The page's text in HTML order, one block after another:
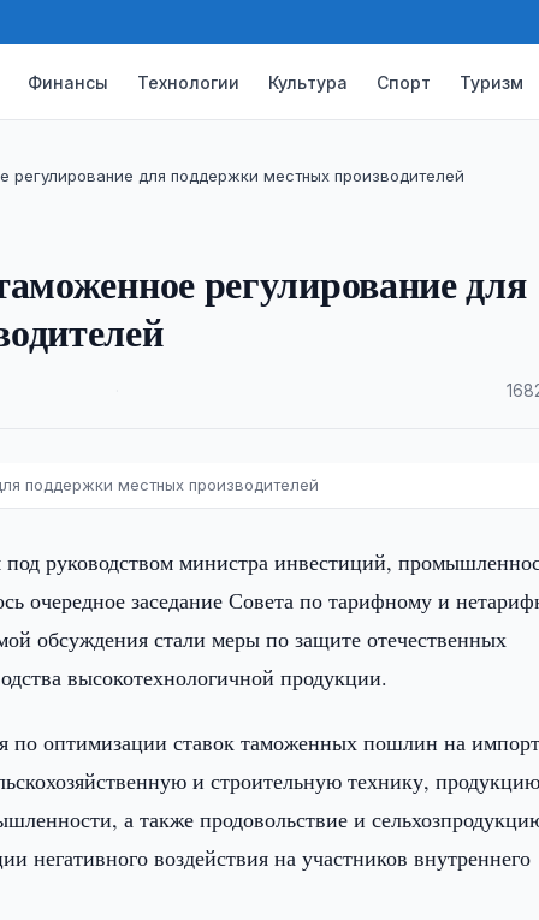
Финансы Технологии Культура Спорт Туризм
регулирование для поддержки местных производителей
регулирование для
поддержки местных производителей
под руководством министра инвестиций,
очередное заседание Совета по тарифному и
обсуждения стали меры по защите отечественных
высокотехнологичной продукции.
по оптимизации ставок таможенных пошлин на
и строительную технику,
а также продовольствие и
негативного воздействия на участников внутреннего